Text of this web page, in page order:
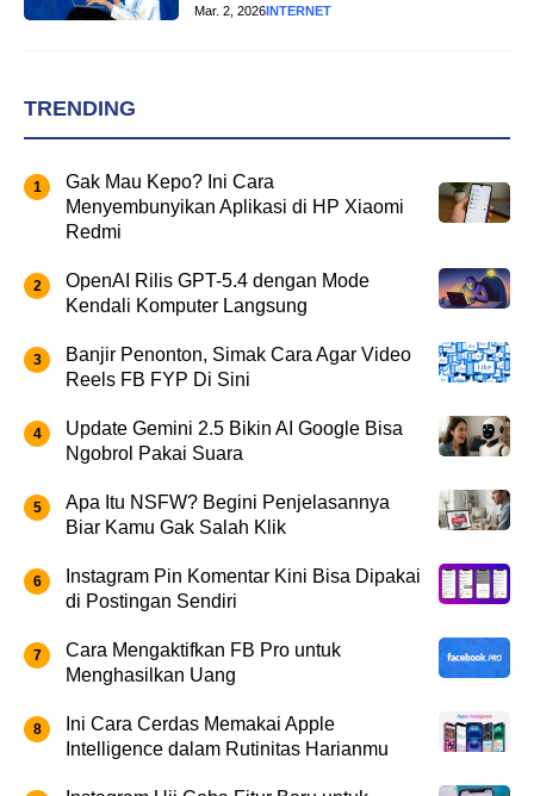
Mar. 2, 2026INTERNET
TRENDING
Gak Mau Kepo? Ini Cara
Menyembunyikan Aplikasi di HP Xiaomi
Redmi
OpenAI Rilis GPT-5.4 dengan Mode
Kendali Komputer Langsung
Banjir Penonton, Simak Cara Agar Video
Reels FB FYP Di Sini
Update Gemini 2.5 Bikin AI Google Bisa
Ngobrol Pakai Suara
Apa Itu NSFW? Begini Penjelasannya
Biar Kamu Gak Salah Klik
Instagram Pin Komentar Kini Bisa Dipakai
di Postingan Sendiri
Cara Mengaktifkan FB Pro untuk
Menghasilkan Uang
Ini Cara Cerdas Memakai Apple
Intelligence dalam Rutinitas Harianmu